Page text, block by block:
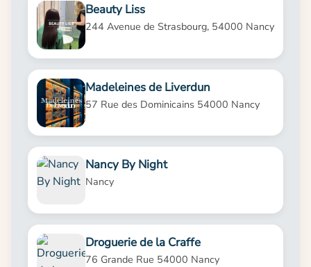
Beauty Liss
244 Avenue de Strasbourg, 54000 Nancy
Madeleines de Liverdun
57 Rue des Dominicains 54000 Nancy
Nancy By Night
Nancy
Droguerie de la Craffe
76 Grande Rue 54000 Nancy